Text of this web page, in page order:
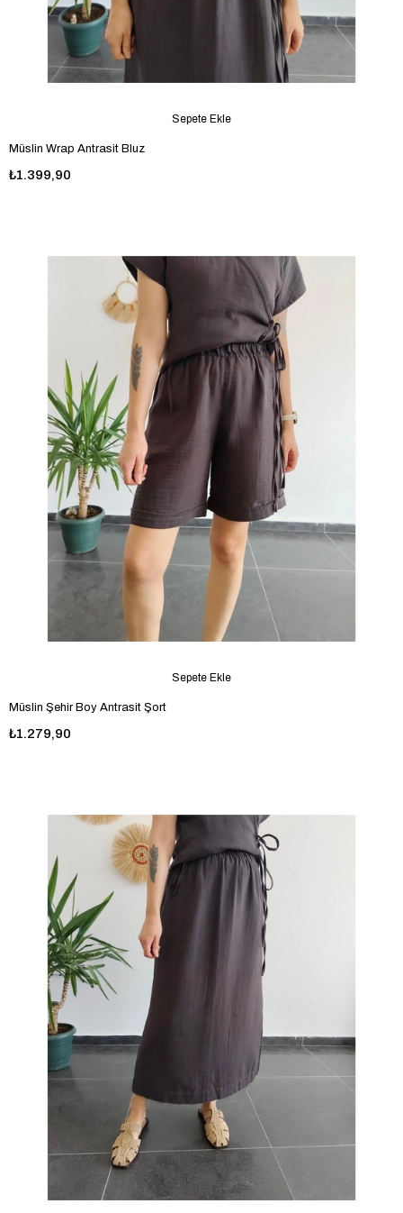
Müslin Wrap Antrasit Bluz
₺1.399,90
Sepete Ekle
Müslin Şehir Boy Antrasit Şort
₺1.279,90
Sepete Ekle